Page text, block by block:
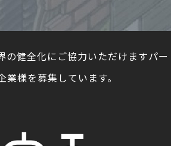
の健全化にご協力いただけますパ
業様を募集しています。